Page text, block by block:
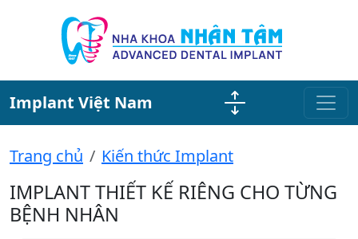
Implant Việt Nam
Trang chủ Kiến thức Implant
IMPLANT THIẾT KẾ RIÊNG CHO TỪNG
BỆNH NHÂN